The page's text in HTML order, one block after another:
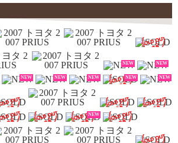
NEW NEW
NEW NEW NEW NEW NEW
NEW